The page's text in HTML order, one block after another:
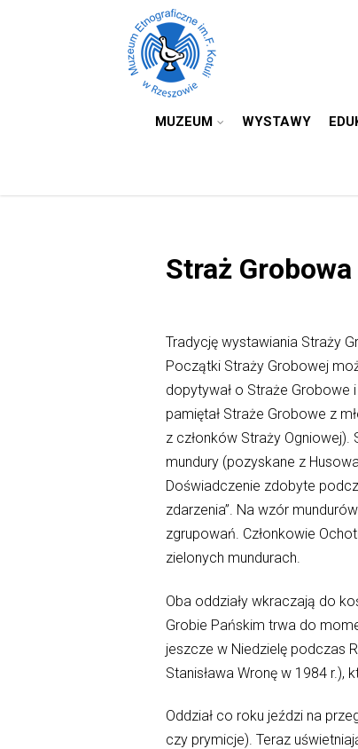
MUZEUM WYSTAWY
Straż
Tradycję wystawiania Straży
Początki Straży Grobowej
dopytywał o Straże Grobowe
pamiętał Straże Grobowe z
z członków Straży Ogniowej).
mundury (pozyskane z
Doświadczenie zdobyte
zdarzenia”. Na wzór
zgrupowań. Członkowie
zielonych mundurach.
Oba oddziały wkraczają do
Grobie Pańskim trwa do
jeszcze w Niedzielę podczas
Stanisława Wronę w 1984 r.),
Oddział co roku jeździ na
czy prymicje). Teraz